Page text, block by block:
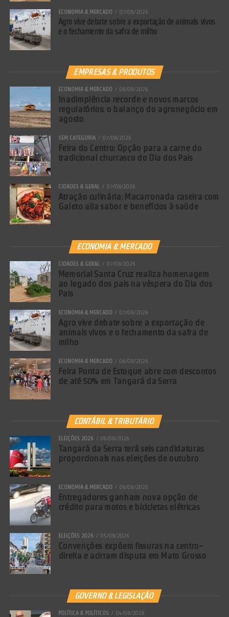
ECONOMIA & MERCADO 07/08/2026
Agro vive debate sobre a exportação de animais vivos
e o fechamento da safra de milho
EMPRESAS & PRODUTOS
ECONOMIA & MERCADO 08/08/2026
Inadimplência recorde e novos marcos
regulatórios: o balanço do agronegócio em
agosto
SEM CATEGORIA 07/08/2026
Feira do Centro: Opção para a carne do
tradicional churrasco do Dia dos Pais
CIDADES & GERAL 07/08/2026
Atração culinária: Macarronada caseira com
Galeto alia sabor e benefícios à saúde
ECONOMIA & MERCADO
CIDADES & GERAL 07/08/2026
Memorial Santa Cruz realiza homenagem
ao legado dos pais na véspera do Dia dos
Pais
ECONOMIA & MERCADO 07/08/2026
Agro vive debate sobre a exportação de
animais vivos e o fechamento da safra de
milho
ECONOMIA & MERCADO 06/08/2026
Feira Ponta de Estoque abre com descontos
de até 50% em Tangará da Serra
CONTÁBIL & TRIBUTÁRIO
ELEIÇÕES 2026 06/08/2026
Tangará da Serra terá seis candidaturas
proporcionais nas eleições de outubro
ECONOMIA & MERCADO 06/08/2026
Entregadores ganham nova opção de
crédito para motos e bicicletas elétricas
ELEIÇÕES 2026 05/08/2026
Convenções expõem fissuras na centro-
direita e acirram disputa em Mato Grosso
GOVERNO & LEGISLAÇÃO
POLÍTICA & POLÍTICOS 04/08/2026